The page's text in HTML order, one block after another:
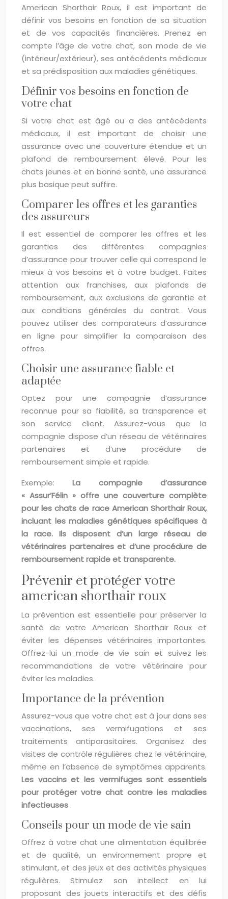
American Shorthair Roux, il est important de
définir vos besoins en fonction de sa situation
et de vos capacités financières. Prenez en
compte l’âge de votre chat, son mode de vie
(intérieur/extérieur), ses antécédents médicaux
et sa prédisposition aux maladies génétiques.
Définir vos besoins en fonction de
votre chat
Si votre chat est âgé ou a des antécédents
médicaux, il est important de choisir une
assurance avec une couverture étendue et un
plafond de remboursement élevé. Pour les
chats jeunes et en bonne santé, une assurance
plus basique peut suffire.
Comparer les offres et les garanties
des assureurs
Il est essentiel de comparer les offres et les
garanties des différentes compagnies
d’assurance pour trouver celle qui correspond le
mieux à vos besoins et à votre budget. Faites
attention aux franchises, aux plafonds de
remboursement, aux exclusions de garantie et
aux conditions générales du contrat. Vous
pouvez utiliser des comparateurs d’assurance
en ligne pour simplifier la comparaison des
offres.
Choisir une assurance fiable et
adaptée
Optez pour une compagnie d’assurance
reconnue pour sa fiabilité, sa transparence et
son service client. Assurez-vous que la
compagnie dispose d’un réseau de vétérinaires
partenaires et d’une procédure de
remboursement simple et rapide.
Exemple:La compagnie d’assurance
« Assur’Félin » offre une couverture complète
pour les chats de race American Shorthair Roux,
incluant les maladies génétiques spécifiques à
la race. Ils disposent d’un large réseau de
vétérinaires partenaires et d’une procédure de
remboursement rapide et transparente.
Prévenir et protéger votre
american shorthair roux
La prévention est essentielle pour préserver la
santé de votre American Shorthair Roux et
éviter les dépenses vétérinaires importantes.
Offrez-lui un mode de vie sain et suivez les
recommandations de votre vétérinaire pour
éviter les maladies.
Importance de la prévention
Assurez-vous que votre chat est à jour dans ses
vaccinations, ses vermifugations et ses
traitements antiparasitaires. Organisez des
visites de contrôle régulières chez le vétérinaire,
même en l’absence de symptômes apparents.
Les vaccins et les vermifuges sont essentiels
pour protéger votre chat contre les maladies
infectieuses .
Conseils pour un mode de vie sain
Offrez à votre chat une alimentation équilibrée
et de qualité, un environnement propre et
stimulant, et des jeux et des activités physiques
régulières. Stimulez son intellect en lui
proposant des jouets interactifs et des défis